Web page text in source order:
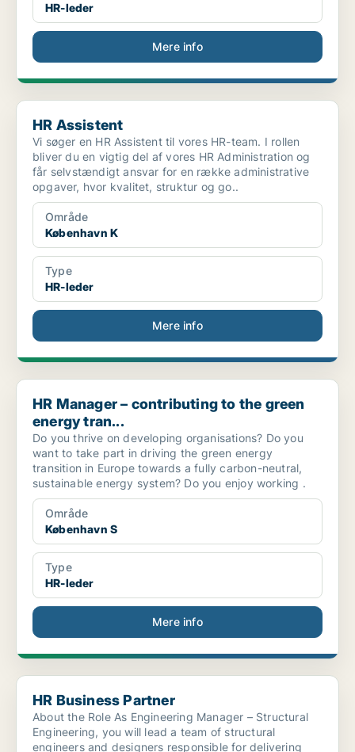
HR-leder
Mere info
HR Assistent
HR Assistent
Vi søger en HR Assistent til vores HR-team. I rollen
bliver du en vigtig del af vores HR Administration og
får selvstændigt ansvar for en række administrative
opgaver, hvor kvalitet, struktur og go..
Område
København K
Type
HR-leder
Mere info
HR Manager – contributing to the green energy tran...
HR Manager – contributing to the green
energy tran...
Do you thrive on developing organisations? Do you
want to take part in driving the green energy
transition in Europe towards a fully carbon-neutral,
sustainable energy system? Do you enjoy working .
Område
København S
Type
HR-leder
Mere info
HR Business Partner
HR Business Partner
About the Role As Engineering Manager – Structural
Engineering, you will lead a team of structural
engineers and designers responsible for delivering